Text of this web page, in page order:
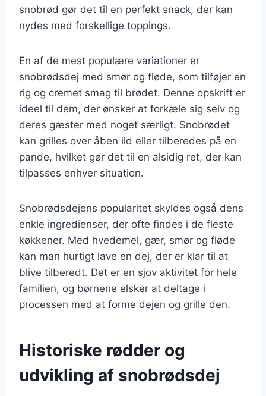
snobrød gør det til en perfekt snack, der kan
nydes med forskellige toppings.
En af de mest populære variationer er
snobrødsdej med smør og fløde, som tilføjer en
rig og cremet smag til brødet. Denne opskrift er
ideel til dem, der ønsker at forkæle sig selv og
deres gæster med noget særligt. Snobrødet
kan grilles over åben ild eller tilberedes på en
pande, hvilket gør det til en alsidig ret, der kan
tilpasses enhver situation.
Snobrødsdejens popularitet skyldes også dens
enkle ingredienser, der ofte findes i de fleste
køkkener. Med hvedemel, gær, smør og fløde
kan man hurtigt lave en dej, der er klar til at
blive tilberedt. Det er en sjov aktivitet for hele
familien, og børnene elsker at deltage i
processen med at forme dejen og grille den.
Historiske rødder og
udvikling af snobrødsdej